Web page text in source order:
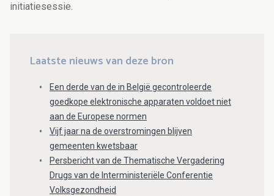
initiatiesessie.
Laatste nieuws van deze bron
Een derde van de in België gecontroleerde
goedkope elektronische apparaten voldoet niet
aan de Europese normen
Vijf jaar na de overstromingen blijven
gemeenten kwetsbaar
Persbericht van de Thematische Vergadering
Drugs van de Interministeriële Conferentie
Volksgezondheid